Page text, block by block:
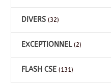
DIVERS (32)
EXCEPTIONNEL(2)
FLASH CSE (131)